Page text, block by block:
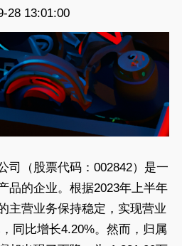
28 13:01:00
司（股票代码：002842）是一
品的企业。根据2023年上半年
主营业务保持稳定，实现营业
同比增长4.20%。然而，归属